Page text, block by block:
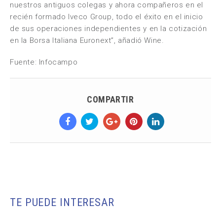
nuestros antiguos colegas y ahora compañeros en el
recién formado Iveco Group, todo el éxito en el inicio
de sus operaciones independientes y en la cotización
en la Borsa Italiana Euronext”, añadió Wine.
Fuente: Infocampo
COMPARTIR
TE PUEDE INTERESAR